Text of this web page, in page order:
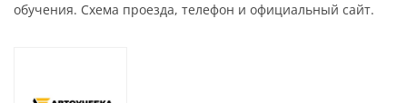
обучения. Схема проезда, телефон и официальный сайт.